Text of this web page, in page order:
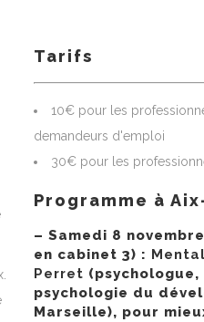
Tarifs
10€ pour les
demandeurs d'emploi
30€ pour les
Programme à
– Samedi 8
en cabinet 3) :
Perret
psychologie du
Marseille), pour